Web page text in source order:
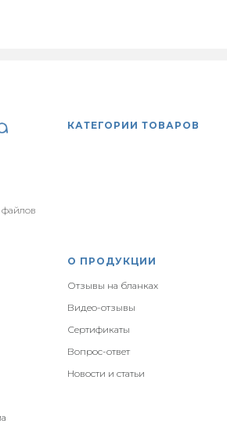
файлов
КАТЕГОРИИ ТОВАРОВ
О ПРОДУКЦИИ
Отзывы на бланках
Видео-отзывы
Сертификаты
Вопрос-ответ
Новости и статьи